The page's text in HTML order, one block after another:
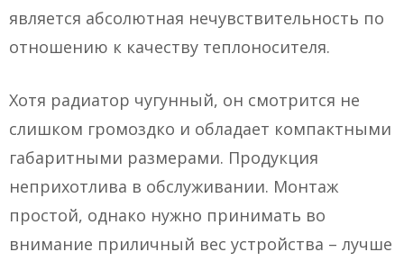
является абсолютная нечувствительность по
отношению к качеству теплоносителя.
Хотя радиатор чугунный, он смотрится не
слишком громоздко и обладает компактными
габаритными размерами. Продукция
неприхотлива в обслуживании. Монтаж
простой, однако нужно принимать во
внимание приличный вес устройства – лучше